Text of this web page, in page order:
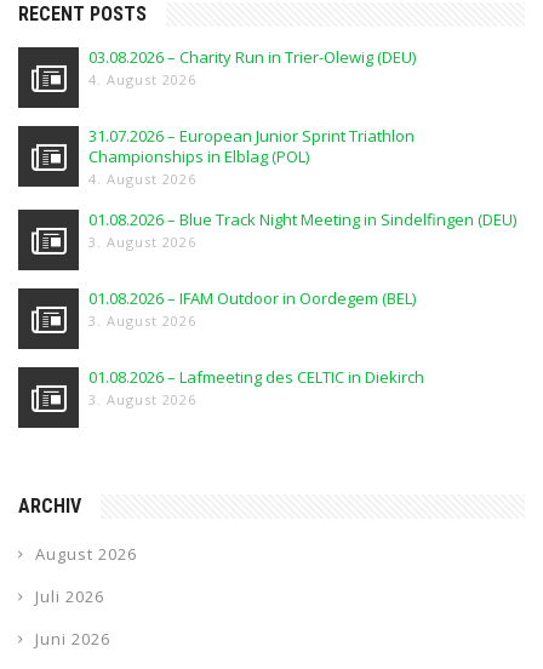
RECENT POSTS
03.08.2026 – Charity Run in Trier-Olewig (DEU)
4. August 2026
31.07.2026 – European Junior Sprint Triathlon
Championships in Elblag (POL)
4. August 2026
01.08.2026 – Blue Track Night Meeting in Sindelfingen (DEU)
3. August 2026
01.08.2026 – IFAM Outdoor in Oordegem (BEL)
3. August 2026
01.08.2026 – Lafmeeting des CELTIC in Diekirch
3. August 2026
ARCHIV
August 2026
Juli 2026
Juni 2026